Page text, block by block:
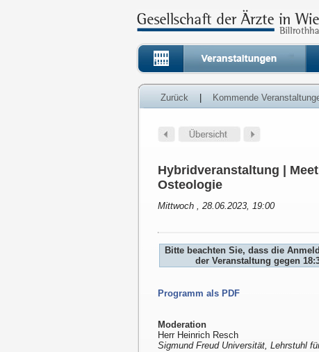
Zurück Kommende
Hybridveranstaltung |
Osteologie
Mittwoch , 28.06.2023, 19:00
Bitte beachten Sie, dass die
der Veranstaltung gegen
Programm als PDF
Moderation
Herr Heinrich Resch
Sigmund Freud Universität, Lehrstuhl